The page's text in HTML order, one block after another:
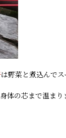
は野菜と煮込んでス
体の芯まで温まり